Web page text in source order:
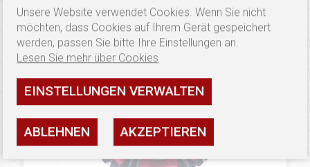
Unsere Website verwendet Cookies. Wenn Sie nicht
möchten, dass Cookies auf Ihrem Gerät gespeichert
werden, passen Sie bitte Ihre Einstellungen an.
Lesen Sie mehr über Cookies
EINSTELLUNGEN VERWALTEN
ABLEHNEN AKZEPTIEREN